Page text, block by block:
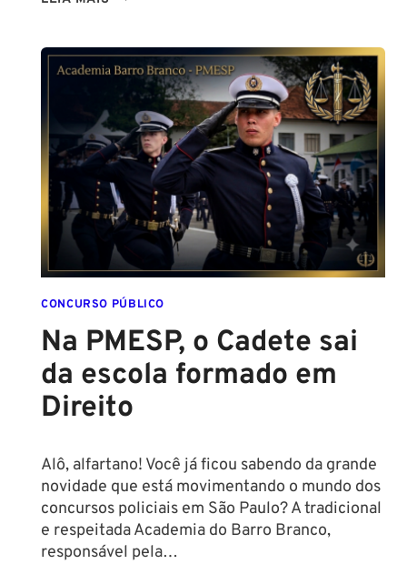
SER
POLICIAL?
DESCUBRA
AS
NOVAS
REGRAS!
ALTURA
MÍNIMA
PARA
CONCURSO
POLICIAL:
CONCURSO PÚBLICO
Na PMESP, o Cadete sai
da escola formado em
Direito
Alô, alfartano! Você já ficou sabendo da grande
novidade que está movimentando o mundo dos
concursos policiais em São Paulo? A tradicional
e respeitada Academia do Barro Branco,
responsável pela…